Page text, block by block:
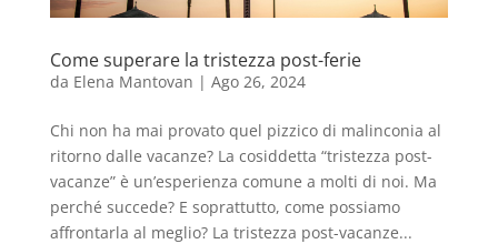
Come superare la tristezza post-ferie
da Elena Mantovan | Ago 26, 2024
Chi non ha mai provato quel pizzico di malinconia al
ritorno dalle vacanze? La cosiddetta “tristezza post-
vacanze” è un’esperienza comune a molti di noi. Ma
perché succede? E soprattutto, come possiamo
affrontarla al meglio? La tristezza post-vacanze...